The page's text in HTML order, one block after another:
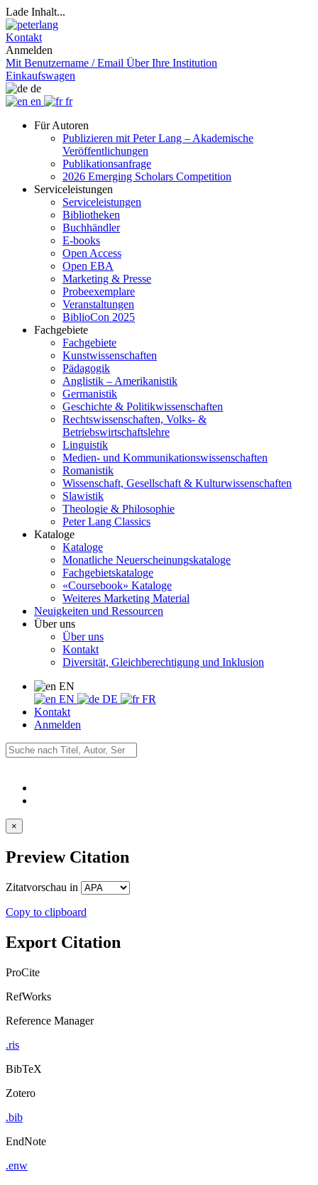
Lade Inhalt...
Kontakt
Anmelden
Mit Benutzername / Email Über Ihre Institution
Einkaufswagen
de
en
fr
Für Autoren
Publizieren mit Peter Lang – Akademische
Veröffentlichungen
Publikationsanfrage
2026 Emerging Scholars Competition
Serviceleistungen
Serviceleistungen
Bibliotheken
Buchhändler
E-books
Open Access
Open EBA
Marketing & Presse
Probeexemplare
Veranstaltungen
BiblioCon 2025
Fachgebiete
Fachgebiete
Kunstwissenschaften
Pädagogik
Anglistik – Amerikanistik
Germanistik
Geschichte & Politikwissenschaften
Rechtswissenschaften, Volks- &
Betriebswirtschaftslehre
Linguistik
Medien- und Kommunikationswissenschaften
Romanistik
Wissenschaft, Gesellschaft & Kulturwissenschaften
Slawistik
Theologie & Philosophie
Peter Lang Classics
Kataloge
Kataloge
Monatliche Neuerscheinungskataloge
Fachgebietskataloge
«Coursebook» Kataloge
Weiteres Marketing Material
Neuigkeiten und Ressourcen
Über uns
Über uns
Kontakt
Diversität, Gleichberechtigung und Inklusion
EN
EN
DE
FR
Kontakt
Anmelden
×
Preview Citation
Zitatvorschau in
Copy to clipboard
Export Citation
ProCite
RefWorks
Reference Manager
.ris
BibTeX
Zotero
.bib
EndNote
.enw